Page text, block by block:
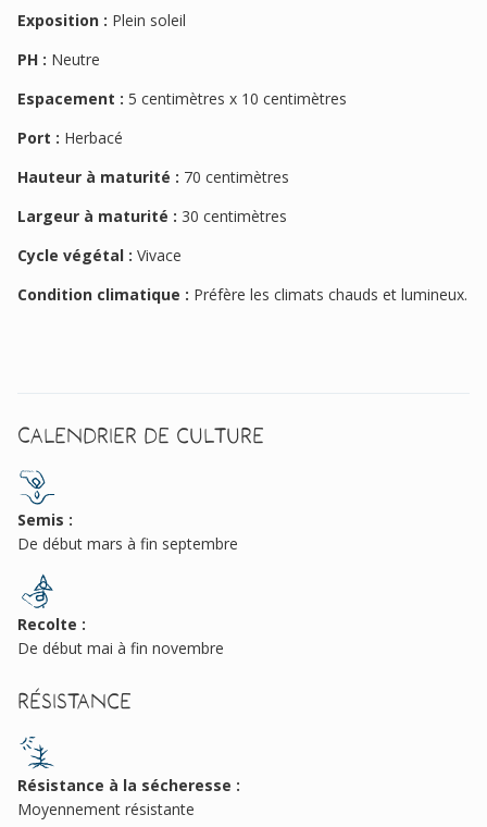
Exposition : Plein soleil
PH : Neutre
Espacement : 5 centimètres x 10 centimètres
Port : Herbacé
Hauteur à maturité : 70 centimètres
Largeur à maturité : 30 centimètres
Cycle végétal : Vivace
Condition climatique : Préfère les climats chauds et lumineux.
Calendrier de culture
Semis :
De début mars à fin septembre
Recolte :
De début mai à fin novembre
Résistance
Résistance à la sécheresse :
Moyennement résistante